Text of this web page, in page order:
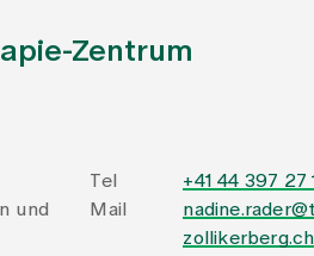
Zentrum
und
Tel
+41 44 397 27
Mail
zollikerberg.ch